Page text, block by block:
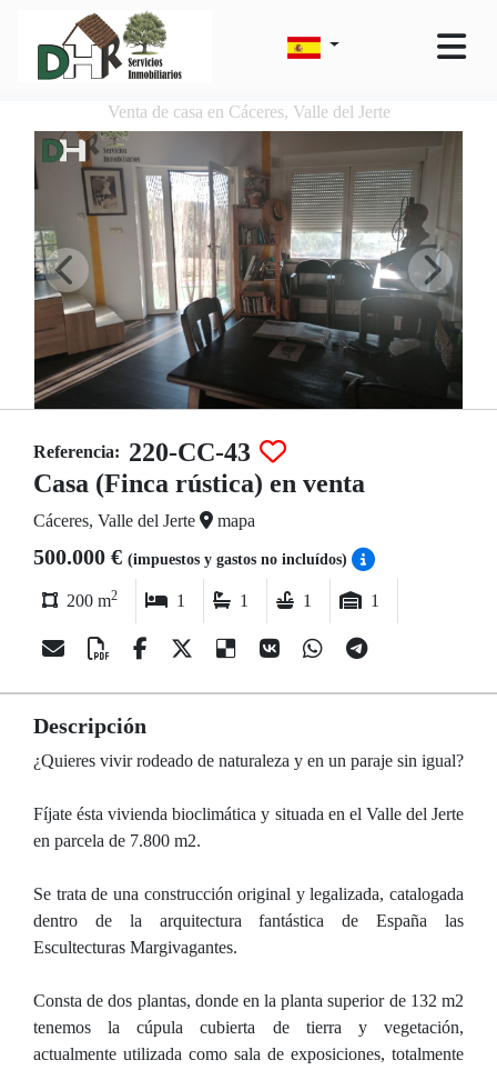
Venta de casa en Cáceres, Valle del Jerte
Referencia: 220-CC-43
Casa (Finca rústica) en venta
Cáceres, Valle del Jerte mapa
500.000 € (impuestos y gastos no incluídos)
200 m2 1 1 1 1
Descripción
¿Quieres vivir rodeado de naturaleza y en un paraje sin igual?
Fíjate ésta vivienda bioclimática y situada en el Valle del Jerte
en parcela de 7.800 m2.
Se trata de una construcción original y legalizada, catalogada
dentro de la arquitectura fantástica de España las
Escultecturas Margivagantes.
Consta de dos plantas, donde en la planta superior de 132 m2
tenemos la cúpula cubierta de tierra y vegetación,
actualmente utilizada como sala de exposiciones, totalmente